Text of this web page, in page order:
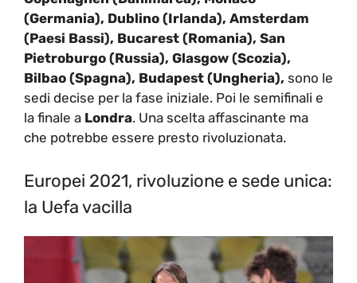
(Germania), Dublino (Irlanda), Amsterdam
(Paesi Bassi), Bucarest (Romania), San
Pietroburgo (Russia), Glasgow (Scozia),
Bilbao (Spagna), Budapest (Ungheria), sono le
sedi decise per la fase iniziale. Poi le semifinali e
la finale a Londra. Una scelta affascinante ma
che potrebbe essere presto rivoluzionata.
Europei 2021, rivoluzione e sede unica:
la Uefa vacilla